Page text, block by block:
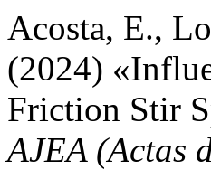
Acosta, E.,
(2024)
Friction Stir
AJEA (Actas